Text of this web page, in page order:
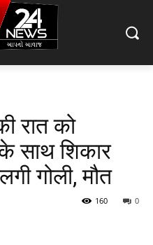
रात को
साथ शिकार
गोली, मौत
0
160